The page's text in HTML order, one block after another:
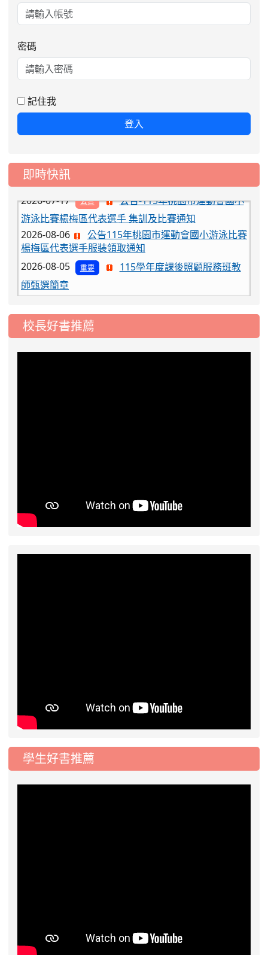
密碼
記住我
登入
即時快訊
2026-08-06
楊梅區代表選手服裝領取通知
2026-08-05
2026-08-03
重要
115學年度一、三、五年級常
工車輛臨停」一案，請各位用路人留意
2026-07-17
游泳比賽楊梅區代表選手 集訓及比賽通知
2026-08-06
公告115年桃園市運動會國小游泳比賽
楊梅區代表選手服裝領取通知
2026-08-05
重要
115學年度課後照顧服務班教
師甄選簡章
2026-08-03
2026-07-31
公告
工車輛臨停」一案，請各位用路人留意
校長好書推薦
學生好書推薦